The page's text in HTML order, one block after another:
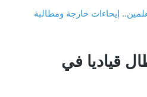
إيحاءات خارجة ومطالبة
قياديا في